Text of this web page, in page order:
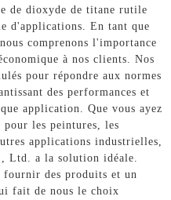
de dioxyde de titane rutile
d'applications. En tant que
comprenons l'importance
à nos clients. Nos
pour répondre aux normes
des performances et
application. Que vous ayez
les peintures, les
applications industrielles,
Ltd. a la solution idéale.
fournir des produits et un
fait de nous le choix